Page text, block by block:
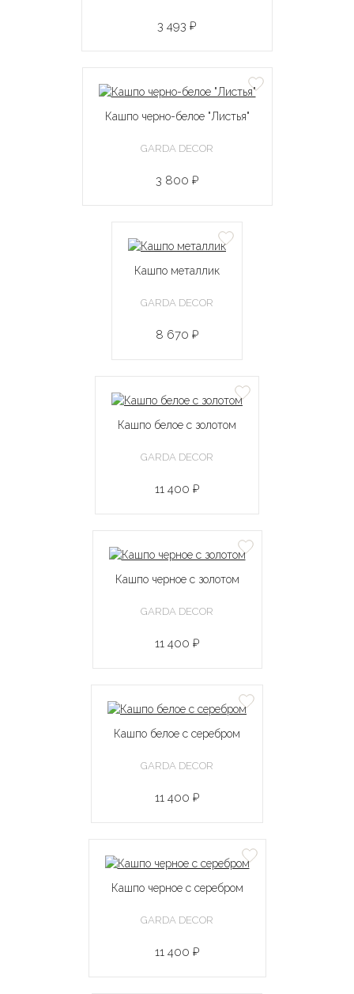
3 493 ₽
Кашпо черно-белое "Листья"
GARDA DECOR
3 800 ₽
Кашпо металлик
GARDA DECOR
8 670 ₽
Кашпо белое с золотом
GARDA DECOR
11 400 ₽
Кашпо черное с золотом
GARDA DECOR
11 400 ₽
Кашпо белое с серебром
GARDA DECOR
11 400 ₽
Кашпо черное с серебром
GARDA DECOR
11 400 ₽